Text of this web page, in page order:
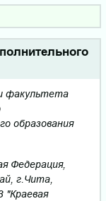
факультета
образования
Федерация,
г.Чита,
"Краевая